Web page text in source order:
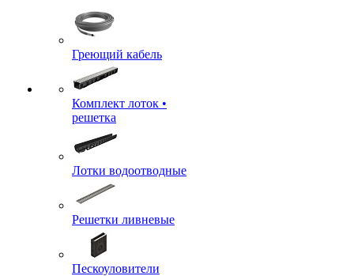
Греющий кабель
Комплект лоток •
решетка
Лотки водоотводные
Решетки ливневые
Пескоуловители